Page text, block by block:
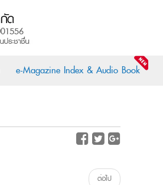
e-Magazine Index & Audio Book
ต่อไป